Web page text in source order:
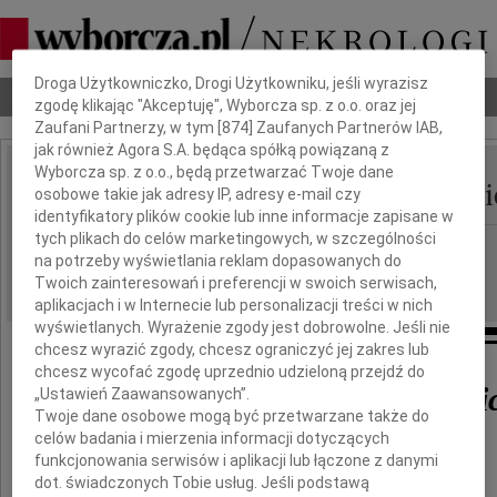
Nekrologi Odeszli Poradnik pogrzebowy
IMIĘ I NAZWISKO: Wojciech-Kazimierz
REGION: Wrocław
DATA EMISJI: 02.05.2018
Wojciech-Kazimierz
1939-2018
Dbamy o Twoją prywatność
Droga Użytkowniczko, Drogi Użytkowniku, jeśli wyrazisz
zgodę klikając "Akceptuję", Wyborcza sp. z o.o. oraz jej
Zaufani Partnerzy, w tym [874 ] Zaufanych Partnerów IAB,
jak również Agora S.A. będąca spółką powiązaną z
Wyborcza sp. z o.o., będą przetwarzać Twoje dane
osobowe takie jak adresy IP, adresy e-mail czy
identyfikatory plików cookie lub inne informacje zapisane w
tych plikach do celów marketingowych, w szczególności
na potrzeby wyświetlania reklam dopasowanych do
Twoich zainteresowań i preferencji w swoich serwisach,
aplikacjach i w Internecie lub personalizacji treści w nich
wyświetlanych. Wyrażenie zgody jest dobrowolne. Jeśli nie
chcesz wyrazić zgody, chcesz ograniczyć jej zakres lub
chcesz wycofać zgodę uprzednio udzieloną przejdź do
„Ustawień Zaawansowanych”.
Twoje dane osobowe mogą być przetwarzane także do
celów badania i mierzenia informacji dotyczących
funkcjonowania serwisów i aplikacji lub łączone z danymi
dot. świadczonych Tobie usług. Jeśli podstawą